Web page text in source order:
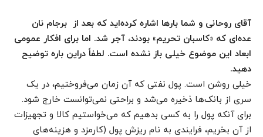
آقای روحانی و شما بارها اشاره کرده‌اید که بعد از برجام نان
عده‌ای که «کاسبان تحریم» بودند، آجر شد. اما برای افکار عمومی
ابعاد این موضوع خیلی باز نشده است. لطفاً دراین باره توضیح
دهید.
خیلی روشن است. پول نفتی که آن زمان می‌فروختیم، در یک
سری از بانک‌ها ذخیره می‌شد و براحتی نمی‌توانست خارج شود.
برای آنکه پول را به کسی بدهیم که می‌خواستیم کالا و تجهیزات
از آن بخریم، فرایندی به نام ریزش پول (کارمزد و هزینه‌های